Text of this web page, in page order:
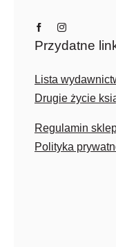
Przydatne
Lista
Drugie życie
Regulamin
Polityka